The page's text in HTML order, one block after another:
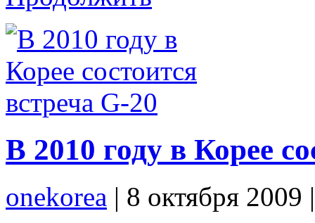
В 2010 году в Корее
onekorea | 8 октября 2009